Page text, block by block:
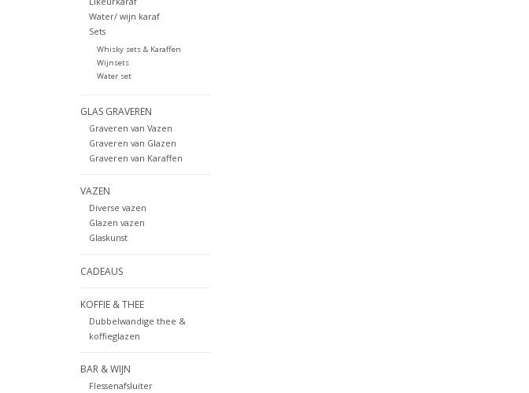
Water/ wijn karaf
Sets
Whisky sets & Karaffen
Wijnsets
Water set
GLAS GRAVEREN
Graveren van Vazen
Graveren van Glazen
Graveren van Karaffen
VAZEN
Diverse vazen
Glazen vazen
Glaskunst
CADEAUS
KOFFIE & THEE
Dubbelwandige thee &
koffieglazen
BAR & WIJN
Flessenafsluiter